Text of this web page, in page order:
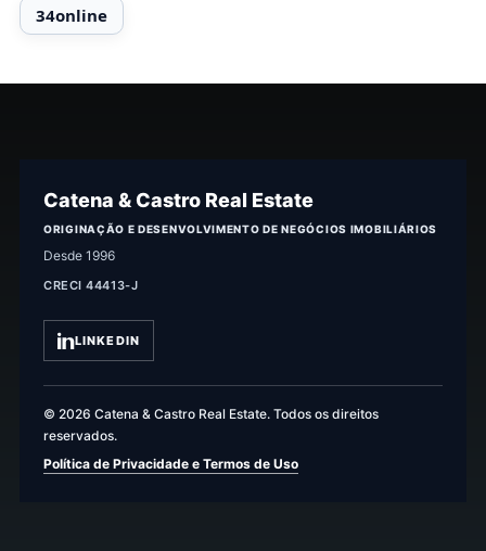
Catena & Castro Real Estate
ORIGINAÇÃO E DESENVOLVIMENTO DE NEGÓCIOS IMOBILIÁRIOS
Desde 1996
CRECI 44413-J
LINKEDIN
© 2026 Catena & Castro Real Estate. Todos os direitos
reservados.
Política de Privacidade e Termos de Uso